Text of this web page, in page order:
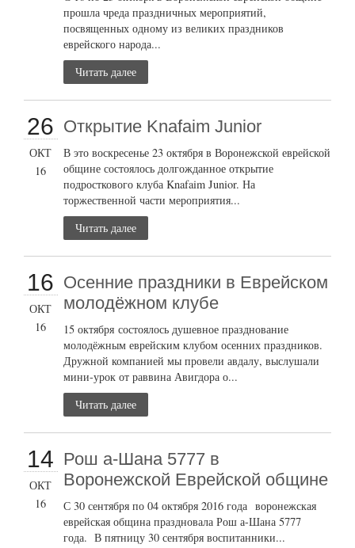
прошла чреда праздничных мероприятий,
посвященных одному из великих праздников
еврейского народа...
Читать далее
26
ОКТ
16
Открытие Knafaim Junior
В это воскресенье 23 октября в Воронежской еврейской
общине состоялось долгожданное открытие
подросткового клуба Knafaim Junior. На
торжественной части мероприятия...
Читать далее
16
ОКТ
16
Осенние праздники в Еврейском
молодёжном клубе
15 октября состоялось душевное празднование
молодёжным еврейским клубом осенних праздников.
Дружной компанией мы провели авдалу, выслушали
мини-урок от раввина Авигдора о...
Читать далее
14
ОКТ
16
Рош а-Шана 5777 в
Воронежской Еврейской общине
С 30 сентября по 04 октября 2016 года воронежская
еврейская община праздновала Рош а-Шана 5777
года. В пятницу 30 сентября воспитанники...